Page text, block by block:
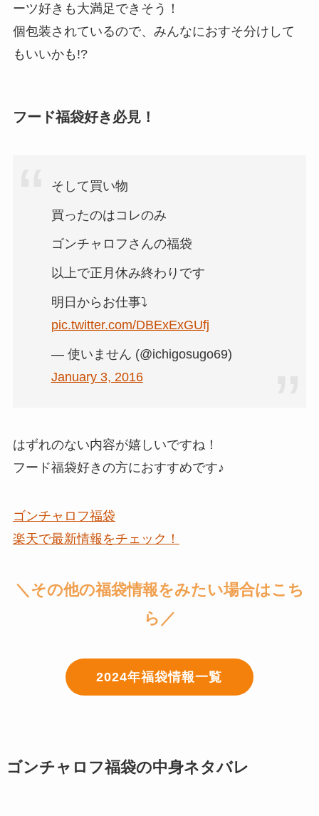
ーツ好きも大満足できそう！
個包装されているので、みんなにおすそ分けして
もいいかも!?
フード福袋好き必見！
そして買い物
買ったのはコレのみ
ゴンチャロフさんの福袋
以上で正月休み終わりです
明日からお仕事⤵︎
pic.twitter.com/DBExExGUfj
— 使いません (@ichigosugo69)
January 3, 2016
はずれのない内容が嬉しいですね！
フード福袋好きの方におすすめです♪
ゴンチャロフ福袋
楽天で最新情報をチェック！
＼その他の福袋情報をみたい場合はこち
ら／
2024年福袋情報一覧
ゴンチャロフ福袋の中身ネタバレ